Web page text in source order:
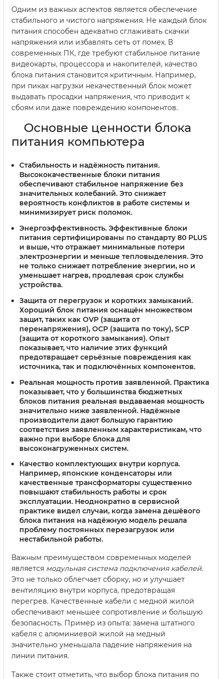
Одним из важных аспектов является обеспечение
стабильного и чистого напряжения. Не каждый блок
питания способен адекватно сглаживать скачки
напряжения или избавлять сеть от помех. В
современных ПК, где требуют стабильное питание
видеокарты, процессора и накопителей, качество
блока питания становится критичным. Например,
при пиках нагрузки некачественный блок может
выдавать просадки напряжения, что приводит к
сбоям или даже повреждению компонентов.
Основные ценности блока
питания компьютера
Стабильность и надёжность питания.
Высококачественные блоки питания
обеспечивают стабильное напряжение без
значительных колебаний. Это снижает
вероятность конфликтов в работе системы и
минимизирует риск поломок.
Энергоэффективность. Эффективные блоки
питания сертифицированы по стандарту 80 PLUS
и выше, что отражает минимальные потери
электроэнергии и меньше тепловыделения. Это
не только снижает потребление энергии, но и
уменьшает нагрев, продлевая срок службы
устройства.
Защита от перегрузок и коротких замыканий.
Хороший блок питания оснащён множеством
защит, таких как OVP (защита от
перенапряжения), OCP (защита по току), SCP
(защита от короткого замыкания). Опыт
показывает, что наличие этих функций
предотвращает серьёзные повреждения как
источника, так и подключённых компонентов.
Реальная мощность против заявленной. Практика
показывает, что у большинства бюджетных
блоков питания реальная выдаваемая мощность
значительно ниже заявленной. Надёжные
производители дают большую гарантию
соответствия заявленным характеристикам, что
важно при выборе блока для
высоконагруженных систем.
Качество комплектующих внутри корпуса.
Например, японские конденсаторы или
качественные трансформаторы существенно
повышают стабильность работы и срок
эксплуатации. Неоднократно в сервисной
практике видел случаи, когда замена дешёвого
блока питания на надёжную модель решала
проблему постоянных перезагрузок или
нестабильной работы.
Важным преимуществом современных моделей
является модульная система подключения кабелей.
Это не только облегчает сборку, но и улучшает
вентиляцию внутри корпуса, предотвращая
перегрев. Качественные кабели с медной жилой
обеспечивают меньшее сопротивление и большую
безопасность. Пример из опыта: замена штатного
кабеля с алюминиевой жилой на медный
значительно уменьшала падение напряжения на
линии питания.
Также стоит отметить, что выбор блока питания по